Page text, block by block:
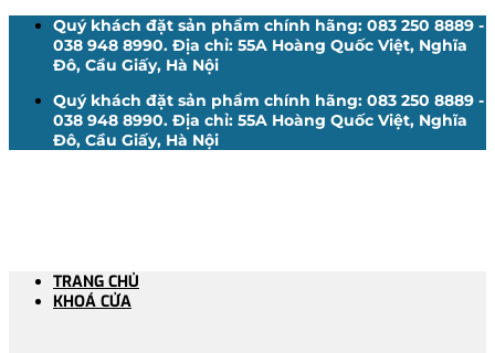
Quý khách đặt sản phẩm chính hãng: 083 250 8889 -
038 948 8990. Địa chỉ: 55A Hoàng Quốc Việt, Nghĩa
Đô, Cầu Giấy, Hà Nội
Quý khách đặt sản phẩm chính hãng: 083 250 8889 -
038 948 8990. Địa chỉ: 55A Hoàng Quốc Việt, Nghĩa
Đô, Cầu Giấy, Hà Nội
TRANG CHỦ
KHOÁ CỬA